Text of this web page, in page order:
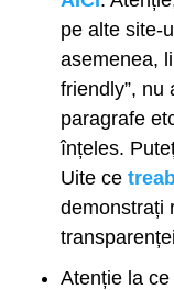
pe alte site-
asemenea,
friendly”, nu
paragrafe
înțeles.
Uite ce
demonstrați
Atenție la